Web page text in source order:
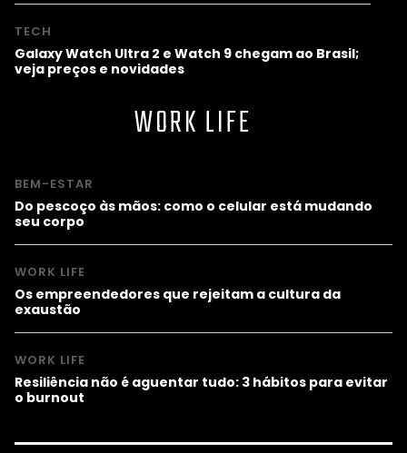
TECH
Galaxy Watch Ultra 2 e Watch 9 chegam ao Brasil;
veja preços e novidades
WORK LIFE
BEM-ESTAR
Do pescoço às mãos: como o celular está mudando
seu corpo
WORK LIFE
Os empreendedores que rejeitam a cultura da
exaustão
WORK LIFE
Resiliência não é aguentar tudo: 3 hábitos para evitar
o burnout